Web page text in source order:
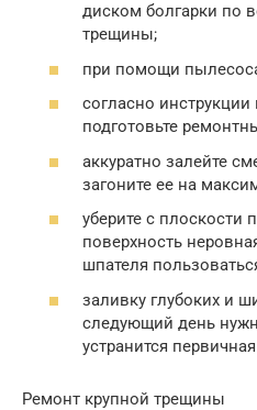
диском болгарки по
трещины;
при помощи
согласно инструкции
подготовьте
аккуратно залейте
загоните ее на
уберите с плоскости
поверхность
шпателя
заливку глубоких и
следующий день
устранится
Ремонт крупной трещины